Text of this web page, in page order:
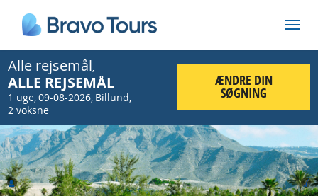
Alle rejsemål,
ALLE REJSEMÅL
1 uge,09-08-2026, Billund,
2 voksne
ÆNDRE DIN
SØGNING
Prev